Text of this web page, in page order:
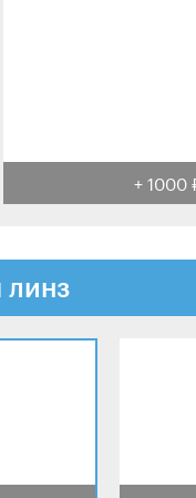
+ 1000
линз